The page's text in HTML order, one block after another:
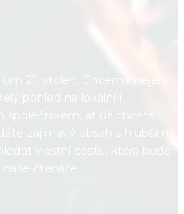
21. století. Chceme nejen
pohled na lokální i
společníkem, ať už chcete
zajímavý obsah s hlubšími
vlastní cestu, která bude
naše čtenáře.